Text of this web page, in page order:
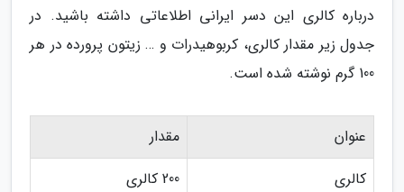
درباره کالری این دسر ایرانی اطلاعاتی داشته باشید. در
جدول زیر مقدار کالری، کربوهیدرات و … زیتون پرورده در هر
100 گرم نوشته شده است.
عنوان
مقدار
کالری
200 کالری